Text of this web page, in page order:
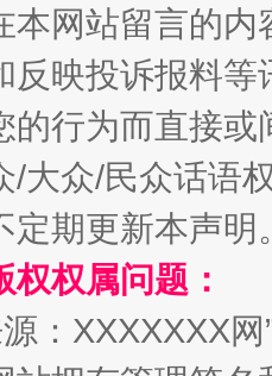
等你上场
本网站留言的内
反映投诉报料
的行为而直接
/大众/民众话语
定期更新本声明
权属问题：
：XXXXXXX